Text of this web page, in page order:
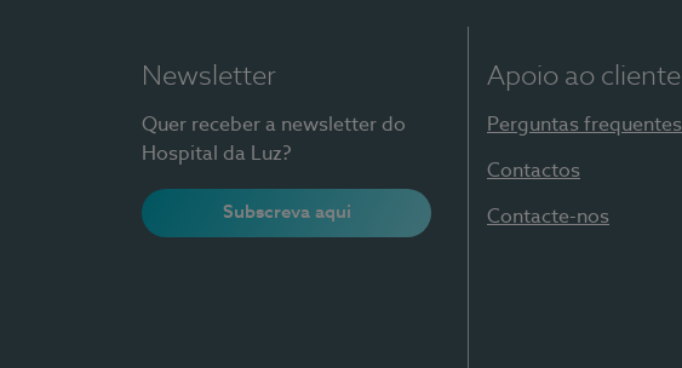
Newsletter
Quer receber a newsletter do
Hospital da Luz?
Subscreva aqui
Apoio ao cliente
Perguntas frequentes
Contactos
Contacte-nos